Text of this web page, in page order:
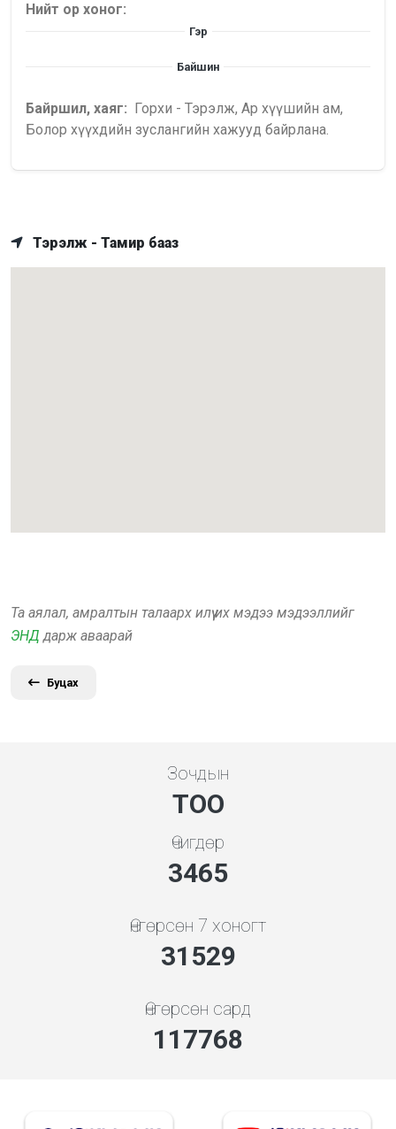
Нийт ор хоног:
Гэр
Байшин
Байршил, хаяг: Горхи - Тэрэлж, Ар хүүшийн ам,
Болор хүүхдийн зуслангийн хажууд байрлана.
Тэрэлж - Тамир бааз
Та аялал, амралтын талаарх илүү их мэдээ мэдээллийг
ЭНД дарж аваарай
Буцах
Зочдын
ТОО
Өчигдөр
3865
Өнгөрсөн 7 хоногт
35167
Өнгөрсөн сард
131356